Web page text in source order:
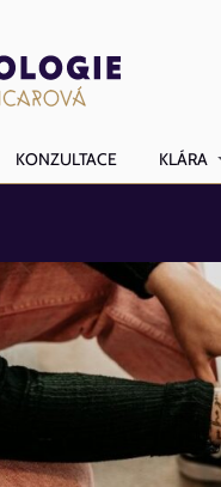
KONZULTACE KLÁRA